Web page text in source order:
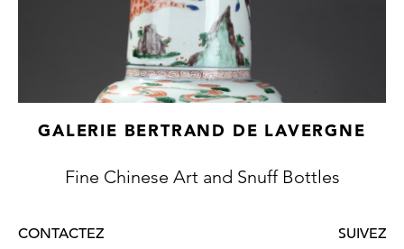
GALERIE BERTRAND DE LAVERGNE
Fine Chinese Art and Snuff Bottles
CONTACTEZ SUIVEZ